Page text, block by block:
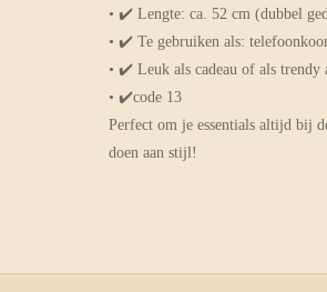
• ✔️ Lengte: ca. 52 cm (dubbel
• ✔️ Te gebruiken als:
• ✔️ Leuk als cadeau of als trendy
• ✔️code 13
Perfect om je essentials altijd bij
doen aan stijl!